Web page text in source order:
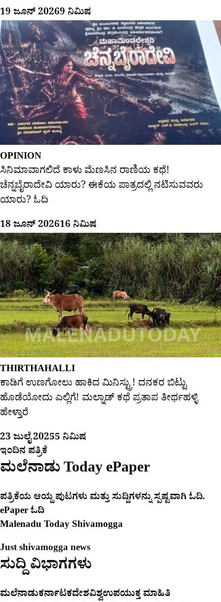
19 ಜೂನ್ 20269 ನಿಮಿಷ
OPINION
ಸಿನಿಮಾವಾಗಲಿದೆ ಕಾಳು ಮೆಣಸಿನ ರಾಣಿಯ ಕಥೆ!
ಚೆನ್ನಬೈರಾದೇವಿ ಯಾರು? ಈಕೆಯ ಪಾತ್ರದಲ್ಲಿ ನಟಿಸುವವರು
ಯಾರು? ಓದಿ
18 ಜೂನ್ 202616 ನಿಮಿಷ
THIRTHAHALLI
ಕಾಡಿಗೆ ಉಣಗೋಲು ಹಾಕಿದ ಮಿನಿಸ್ಟ್ರು! ದನಕರ ಬಿಟ್ಟು
ಹೊಡೆಯೋದು ಎಲ್ಲಿಗೆ! ಮಲ್ನಾಡ್ ಕಥೆ ಪ್ರತಾಪ ತೀರ್ಥಹಳ್ಳಿ
ಹೇಳ್ತಾರೆ
23 ಜುಲೈ 20255 ನಿಮಿಷ
ಇಂದಿನ ಪತ್ರಿಕೆ
ಮಲೆನಾಡು Today ePaper
ಪತ್ರಿಕೆಯ ಆಯ್ದ ಪುಟಗಳು ಮತ್ತು ಸುದ್ದಿಗಳನ್ನು ಸ್ಪಷ್ಟವಾಗಿ ಓದಿ.
ePaper ಓದಿ
Malenadu Today Shivamogga
Just shivamogga news
ಸುದ್ದಿ ವಿಭಾಗಗಳು
ಮಲೆನಾಡುಕರ್ನಾಟಕದೇಶವಿಶ್ವಉಪಯುಕ್ತ ಮಾಹಿತಿ